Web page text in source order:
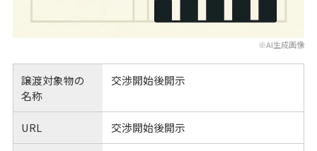
※AI生成画像
譲渡対象物の
名称
交渉開始後開示
URL 交渉開始後開示